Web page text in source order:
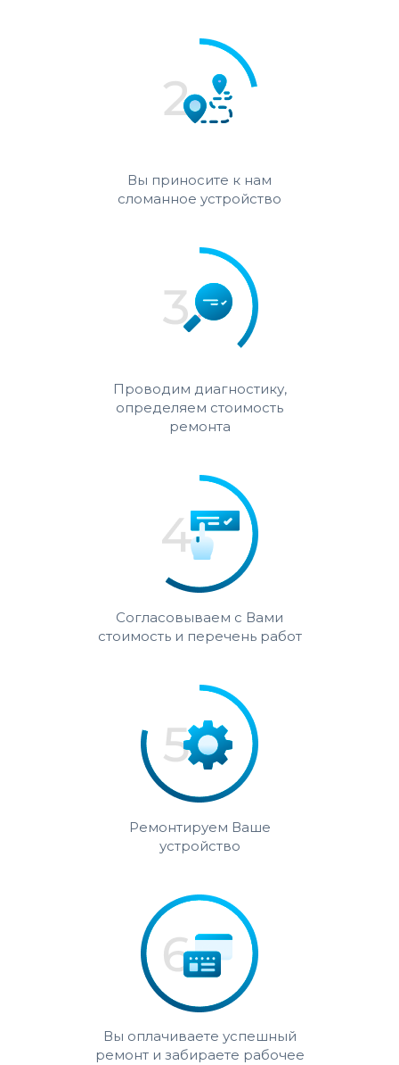
Вы приносите к нам
сломанное устройство
Проводим диагностику,
определяем стоимость
ремонта
Согласовываем с Вами
стоимость и перечень работ
Ремонтируем Ваше
устройство
Вы оплачиваете успешный
ремонт и забираете рабочее